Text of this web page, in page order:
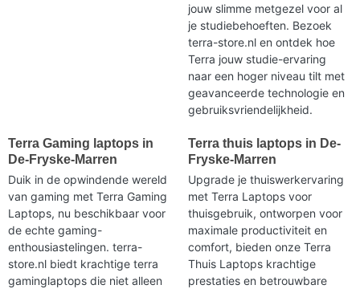
jouw slimme metgezel voor al
je studiebehoeften. Bezoek
terra-store.nl en ontdek hoe
Terra jouw studie-ervaring
naar een hoger niveau tilt met
geavanceerde technologie en
gebruiksvriendelijkheid.
Terra Gaming laptops in
De-Fryske-Marren
Duik in de opwindende wereld
van gaming met Terra Gaming
Laptops, nu beschikbaar voor
de echte gaming-
enthousiastelingen. terra-
store.nl biedt krachtige terra
gaminglaptops die niet alleen
Terra thuis laptops in De-
Fryske-Marren
Upgrade je thuiswerkervaring
met Terra Laptops voor
thuisgebruik, ontworpen voor
maximale productiviteit en
comfort, bieden onze Terra
Thuis Laptops krachtige
prestaties en betrouwbare